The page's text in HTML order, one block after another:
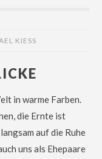
KIESS
in warme Farben.
die Ernte ist
auf die Ruhe
uns als Ehepaare